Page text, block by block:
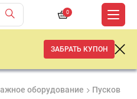
0
ЗАБРАТЬ КУПОН
оборудование Пусковые